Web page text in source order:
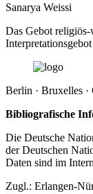
Sanarya Weissi
Das Gebot
Interpretationsgebot
Berlin · Bruxelles ·
Bibliografische
Die Deutsche
der Deutschen
Daten sind im
Zugl.: Erlangen-